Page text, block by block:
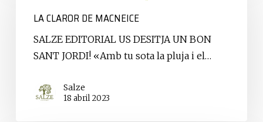
MacNeice
LA CLAROR DE MACNEICE
SALZE EDITORIAL US DESITJA UN BON
SANT JORDI! «Amb tu sota la pluja i el…
Salze
18 abril 2023